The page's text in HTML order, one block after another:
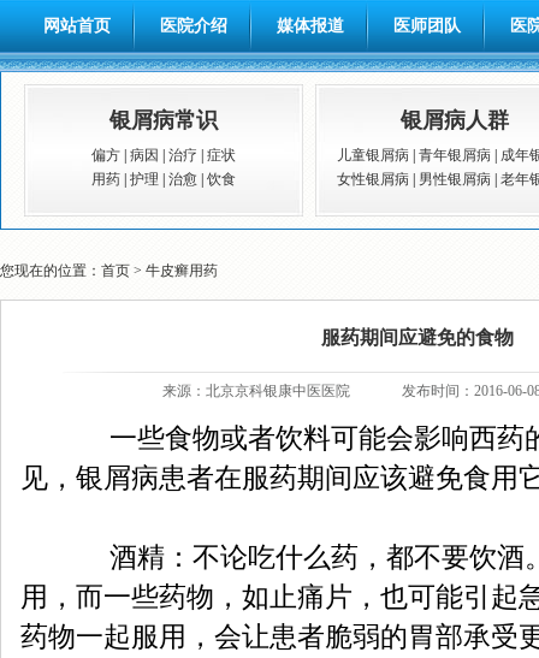
网站首页 医院介绍 媒体报道 医师团队 医
银屑病常识
偏方 病因 治疗
症状
用药 护理 治愈 饮食
银屑病人群
儿童银屑病 青年银屑病
成年
女性银屑病
男性银屑病 老年
您现在的位置： 首页 > 牛皮癣用药
服药期间应避免的食物
来源： 北京京科银康中医医院 发布时间：2016-06-
一些食物或者饮料可能会影响西药
见，银屑病患者在服药期间应该避免食用
酒精：不论吃什么药，都不要饮酒
用，而一些药物，如止痛片，也可能引起
药物一起服用，会让患者脆弱的胃部承受